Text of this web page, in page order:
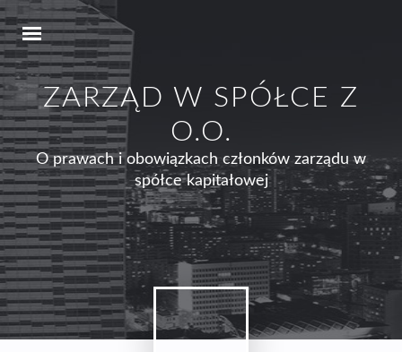
ZARZĄD W SPÓŁCE Z
O.O.
O prawach i obowiązkach członków zarządu w
spółce kapitałowej